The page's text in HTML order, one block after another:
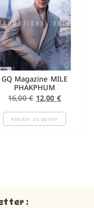
GQ Magazine MILE
PHAKPHUM
16,00€ 12,00 €
Ajouter au panier
: